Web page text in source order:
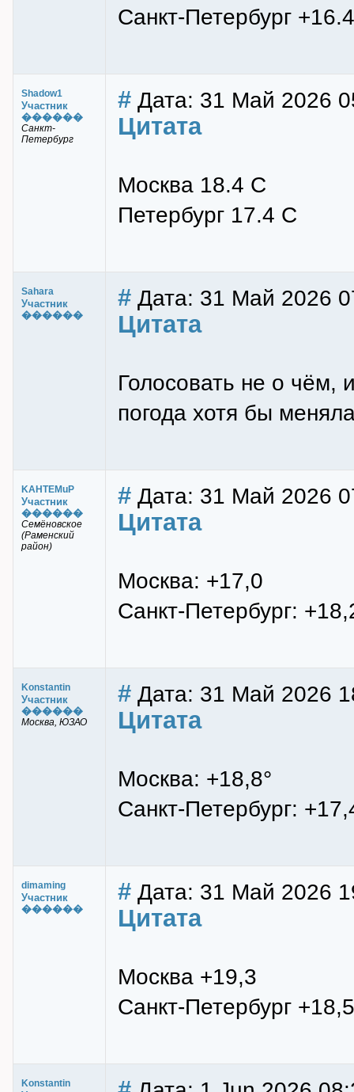
Санкт-Петербург +16.4
Shadow1
Участник
������
Санкт-
Петербург
# Дата: 31 Май 2026
Цитата
Москва 18.4 С
Петербург 17.4 С
Sahara
Участник
������
# Дата: 31 Май 2026
Цитата
Голосовать не о чём,
погода хотя бы
KAHTEMuP
Участник
������
Семёновское
(Раменский
район)
# Дата: 31 Май 2026
Цитата
Москва: +17,0
Санкт-Петербург:
Konstantin
Участник
������
Москва, ЮЗАО
# Дата: 31 Май 2026
Цитата
Москва: +18,8°
Санкт-Петербург:
dimaming
Участник
������
# Дата: 31 Май 2026
Цитата
Москва +19,3
Санкт-Петербург +18,5
Konstantin